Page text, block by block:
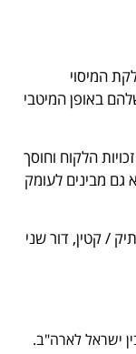
המיסוי
באופן המיטבי
הלקוח וחוסך
גם מבינים לעומק
/ קטין, דור שני